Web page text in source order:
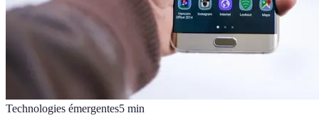
Technologies émergentes5 min